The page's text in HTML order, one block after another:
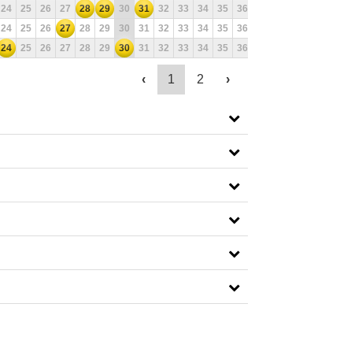
24 25 26 27 28 29 30 31 32 33 34 35 36
24 25 26 27 28 29 30 31 32 33 34 35 36
24 25 26 27 28 29 30 31 32 33 34 35 36
‹ 1 2 ›